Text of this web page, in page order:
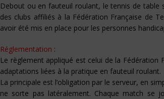
Debout ou en fauteuil roulant, le tennis de table
des clubs affiliés à la Fédération Française de
avoir été mis en place pour les personnes
Réglementation :
Le règlement appliqué est celui de la Fédération
adaptations liées à la pratique en fauteuil roulant.
La principale est l’obligation par le serveur, en
ne sorte pas latéralement. Chaque match se